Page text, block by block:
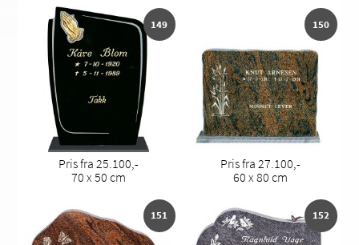
149
Pris fra 25.100,-
70 x 50 cm
150
Pris fra 27.100,-
60 x 80 cm
151 152